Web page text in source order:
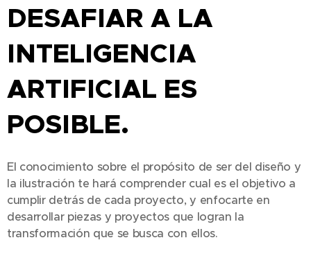
DESAFIAR A LA
INTELIGENCIA
ARTIFICIAL ES
POSIBLE.
El conocimiento sobre el propósito de ser del diseño y
la ilustración te hará comprender cual es el objetivo a
cumplir detrás de cada proyecto, y enfocarte en
desarrollar piezas y proyectos que logran la
transformación que se busca con ellos.